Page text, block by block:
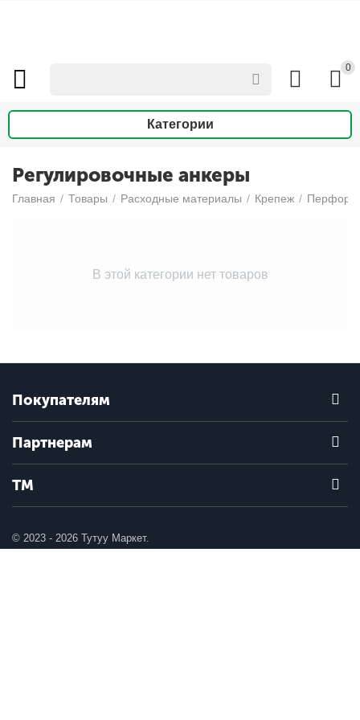
0
Категории
Регулировочные анкеры
Главная / Товары / Расходные материалы / Крепеж /
В этой категории нет товаров
Покупателям
Партнерам
ТМ
© 2023 - 2026 Тутуу Маркет.